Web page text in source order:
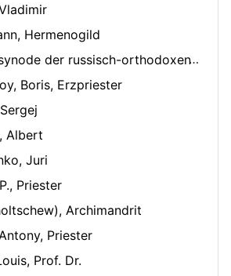
Hermenogild
der russisch-orthodoxen Kirche
Boris, Erzpriester
Albert
Juri
Priester
Archimandrit
Priester
Prof. Dr.